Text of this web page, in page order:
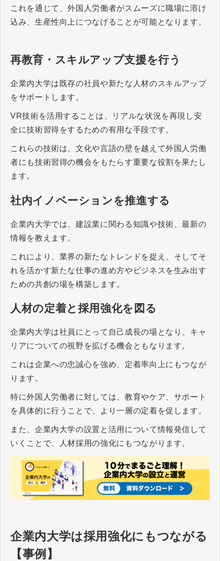
これを通じて、外国人労働者がスムーズに職場に溶け
込み、生産性向上につなげることが可能となります。
再教育・スキルアップ支援を行う
企業内大学は既存の社員や新たな人材のスキルアップ
をサポートします。
VR技術を活用することは、リアルな状況を再現し安
全に技術習得をするための有用な手段です。
これらの技術は、文化や言語の壁を越えて外国人労働
者にも技術習得の機会をもたらす重要な役割を果たし
ます。
社内イノベーションを推進する
企業内大学では、建設業に関わる知識や技術、最新の
情報を教えます。
これにより、業界の新たなトレンドを捉え、そしてそ
れを活かす新たな仕事の進め方やビジネスを生み出す
ための共創の場を構築します。
人材の定着と採用強化を図る
企業内大学は社員にとって自己成長の場となり、キャ
リアについての視野を拡げる機会ともなります。
これは企業への忠誠心を強め、定着率向上にもつなが
ります。
特に外国人労働者に対しては、教育やケア、サポート
を具体的に行うことで、より一層の定着を促します。
また、企業内大学の設置と活用について情報発信して
いくことで、人材採用の強化にもつながります。
企業内大学は採用強化にもつながる
【事例】